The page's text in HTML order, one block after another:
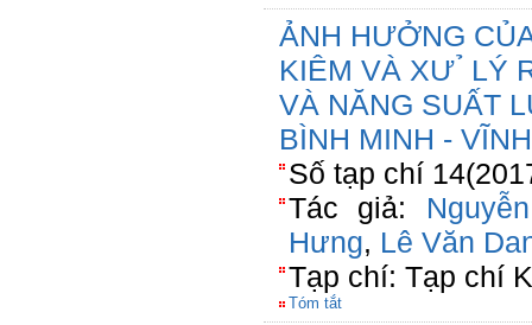
ẢNH HƯỞNG
KIÊM VÀ XƯ ̉ LÝ
VÀ NĂNG SUẤT
BÌNH MINH -
Số tạp chí
Tác giả:
Hưng, Lê Văn
Tạp chí: Tạp chí
Tóm tắt